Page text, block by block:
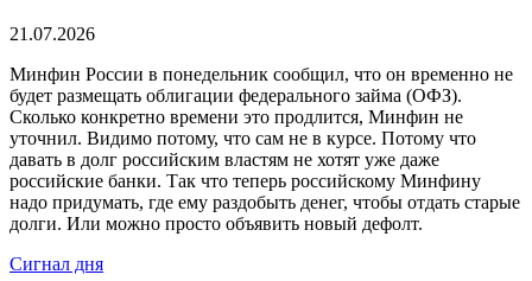
21.07.2026
Минфин России в понедельник сообщил, что он временно не
будет размещать облигации федерального займа (ОФЗ).
Сколько конкретно времени это продлится, Минфин не
уточнил. Видимо потому, что сам не в курсе. Потому что
давать в долг российским властям не хотят уже даже
российские банки. Так что теперь российскому Минфину
надо придумать, где ему раздобыть денег, чтобы отдать старые
долги. Или можно просто объявить новый дефолт.
Сигнал дня